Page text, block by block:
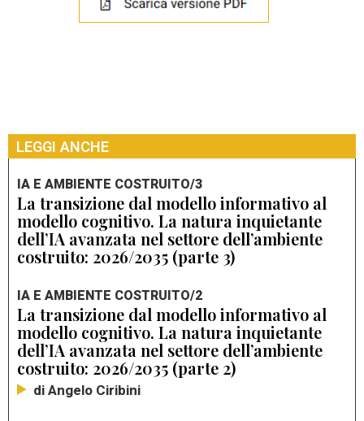
LEGGI ANCHE
IA E AMBIENTE COSTRUITO/3
La transizione dal modello informativo al
modello cognitivo. La natura inquietante
dell’IA avanzata nel settore dell’ambiente
costruito: 2026/2035 (parte 3)
IA E AMBIENTE COSTRUITO/2
La transizione dal modello informativo al
modello cognitivo. La natura inquietante
dell’IA avanzata nel settore dell’ambiente
costruito: 2026/2035 (parte 2)
di Angelo Ciribini